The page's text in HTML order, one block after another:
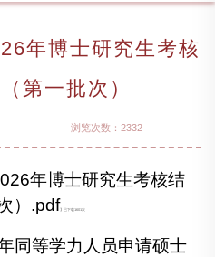
年博士研究生考核
第一批次）
浏览次数： 2332
年博士研究生考核结
）.pdf 】已下载 1601次
同等学力人员申请硕士